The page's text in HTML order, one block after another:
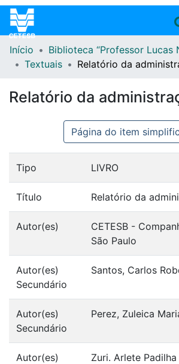
Home
Coleções
Repositório
Doações/Aquisições
Fale Conosco
Início
Biblioteca “Professor Lucas
Textuais
Relatório da
Relatório da
Página do item
Tipo LIVRO
Título Relatório da
Autor(es)
CETESB -
São Paulo
Autor(es)
Secundário
Santos, Carlos
Autor(es)
Secundário
Perez, Zuleica
Autor(es)
Zuri. Arlete Padilha